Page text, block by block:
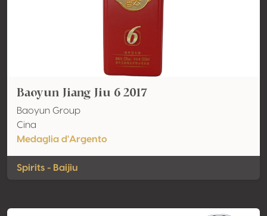
Baoyun Jiang Jiu 6 2017
Baoyun Group
Cina
Medaglia d'Argento
Spirits - Baijiu